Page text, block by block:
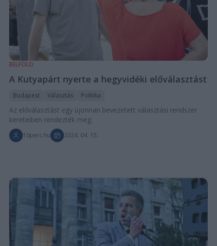
BELFÖLD
A Kutyapárt nyerte a hegyvidéki előválasztást
Budapest Választás Politika
Az előválasztást egy újonnan bevezetett választási rendszer
kereteiben rendezték meg.
10perc.hu 2024. 04. 15.